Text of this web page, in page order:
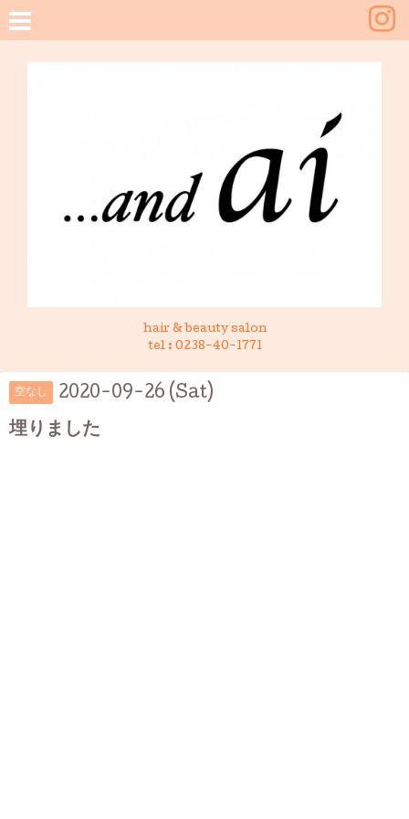
hair & beauty salon
tel : 0238-40-1771
空なし 2020-09-26 (Sat)
埋りました